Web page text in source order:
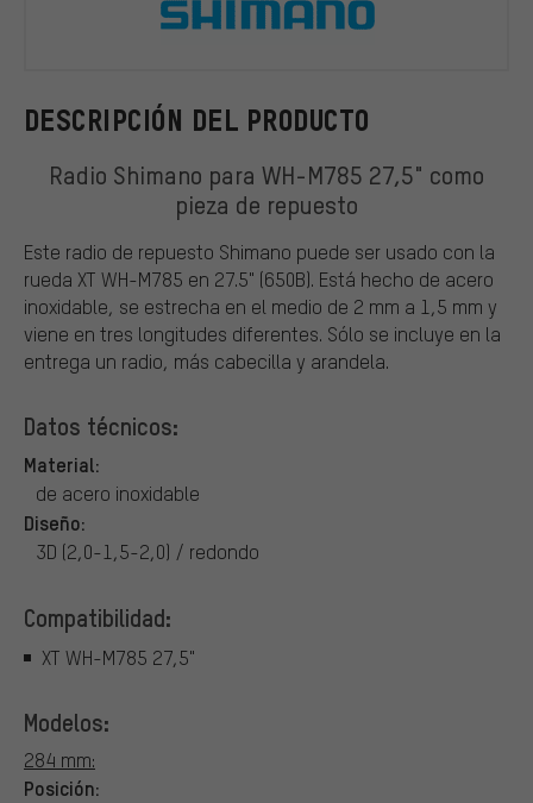
DESCRIPCIÓN DEL PRODUCTO
Radio Shimano para WH-M785 27,5" como
pieza de repuesto
Este radio de repuesto Shimano puede ser usado con la
rueda XT WH-M785 en 27.5" (650B). Está hecho de acero
inoxidable, se estrecha en el medio de 2 mm a 1,5 mm y
viene en tres longitudes diferentes. Sólo se incluye en la
entrega un radio, más cabecilla y arandela.
Datos técnicos:
Material:
de acero inoxidable
Diseño:
3D (2,0-1,5-2,0) / redondo
Compatibilidad:
XT WH-M785 27,5"
Modelos:
284 mm:
Posición:
Shimano